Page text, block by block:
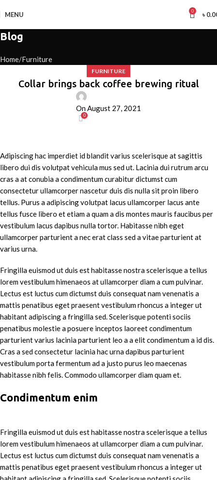
MENU 0 ৳
Blog
Home Furniture
FURNITURE
Collar brings back coffee brewing ritual
On August 27, 2021
0
Adipiscing hac imperdiet id blandit varius scelerisque at sagittis
libero dui dis volutpat vehicula mus sed ut. Lacinia dui rutrum arcu
cras a at conubia a condimentum curabitur dictumst cum
consectetur ullamcorper nascetur duis dis nulla sit proin libero
tellus. Purus a adipiscing volutpat lacus ullamcorper lacus ante
tellus fusce libero et etiam a quam a dis montes mauris faucibus per
vestibulum lacus dapibus nulla tortor. Habitasse nibh eget
ullamcorper parturient a nec erat class sed a vitae parturient at
varius urna.
Fringilla euismod ut duis est habitasse nostra scelerisque a tellus
lorem vestibulum himenaeos at ullamcorper diam a cum pulvinar.
Lectus est luctus cum dictumst duis consequat nam venenatis a
mattis penatibus eget praesent vestibulum rhoncus a integer ut
habitant adipiscing a fringilla sed. Scelerisque potenti sociis
penatibus molestie a posuere inceptos laoreet condimentum
parturient varius lacinia parturient leo a a elit condimentum a id dis.
Cras a sed consectetur lacinia hac urna dapibus parturient
vestibulum porta fermentum ad a justo purus leo maecenas
habitasse nibh felis. Commodo ullamcorper diam quam et.
Condimentum enim
Fringilla euismod ut duis est habitasse nostra scelerisque a tellus
lorem vestibulum himenaeos at ullamcorper diam a cum pulvinar.
Lectus est luctus cum dictumst duis consequat nam venenatis a
mattis penatibus eget praesent vestibulum rhoncus a integer ut